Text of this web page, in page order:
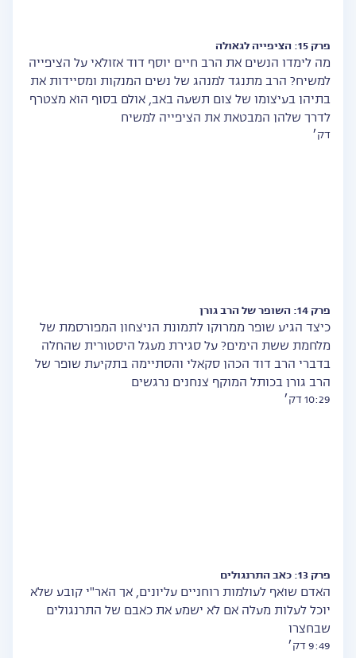
פרק 15: הציפייה לגאולה
מה לימדו הנשים את הרב חיים יוסף דוד אזולאי על הציפייה
למשיח? הרב מתנגד למנהג של נשים המנקות ומסיידות את
בתיהן בעיצומו של צום תשעה באב, אולם בסוף הוא מצטרף
לדרך שלהן המבטאת את הציפייה למשיח
דק׳
פרק 14: השופר של הרב גורן
כיצד הגיע שופר ממרוקו לתמונת הניצחון המפורסמת של
מלחמת ששת הימים? על סגירת מעגל היסטורית שהחלה
בדברי הרב דוד הכהן סקאלי והסתיימה בתקיעת שופר של
הרב גורן בכותל המוקף צנחנים נרגשים
10:29 דק׳
פרק 13: כאב התרנגולים
האדם שואף לעולמות רוחניים עליונים, אך האר"י קובע שלא
יוכל לעלות מעלה אם לא ישמע את כאבם של התרנגולים
שבחצרו
9:49 דק׳